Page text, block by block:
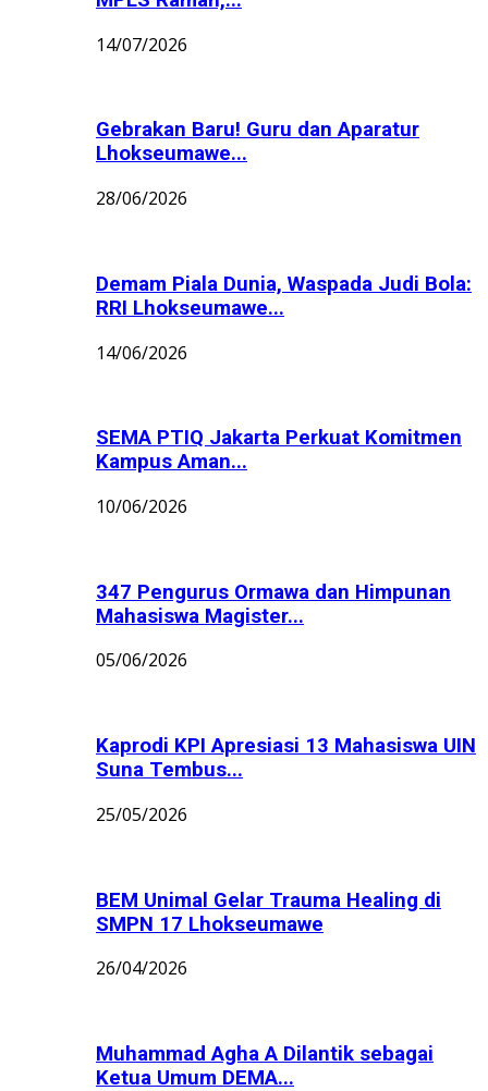
14/07/2026
Gebrakan Baru! Guru dan Aparatur
Lhokseumawe...
28/06/2026
Demam Piala Dunia, Waspada Judi Bola:
RRI Lhokseumawe...
14/06/2026
SEMA PTIQ Jakarta Perkuat Komitmen
Kampus Aman...
10/06/2026
347 Pengurus Ormawa dan Himpunan
Mahasiswa Magister...
05/06/2026
Kaprodi KPI Apresiasi 13 Mahasiswa UIN
Suna Tembus...
25/05/2026
BEM Unimal Gelar Trauma Healing di
SMPN 17 Lhokseumawe
26/04/2026
Muhammad Agha A Dilantik sebagai
Ketua Umum DEMA...